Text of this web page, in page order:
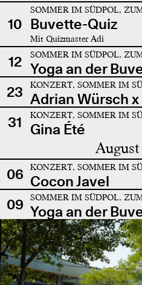
10
SOMMER IM SÜDPOL,
Buvette-Quiz
Mit Quizmaster Adi
12 SOMMER IM SÜDPOL,
Yoga an der
23
KONZERT, SOMMER IM
Adrian Würsch
31
KONZERT, SOMMER IM
Gina Été
06 KONZERT, SOMMER IM
Cocon Javel
09
SOMMER IM SÜDPOL,
Yoga an der